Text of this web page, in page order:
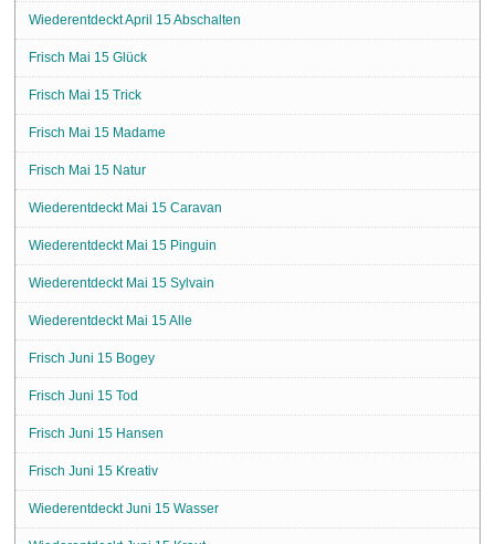
Wiederentdeckt April 15 Abschalten
Frisch Mai 15 Glück
Frisch Mai 15 Trick
Frisch Mai 15 Madame
Frisch Mai 15 Natur
Wiederentdeckt Mai 15 Caravan
Wiederentdeckt Mai 15 Pinguin
Wiederentdeckt Mai 15 Sylvain
Wiederentdeckt Mai 15 Alle
Frisch Juni 15 Bogey
Frisch Juni 15 Tod
Frisch Juni 15 Hansen
Frisch Juni 15 Kreativ
Wiederentdeckt Juni 15 Wasser